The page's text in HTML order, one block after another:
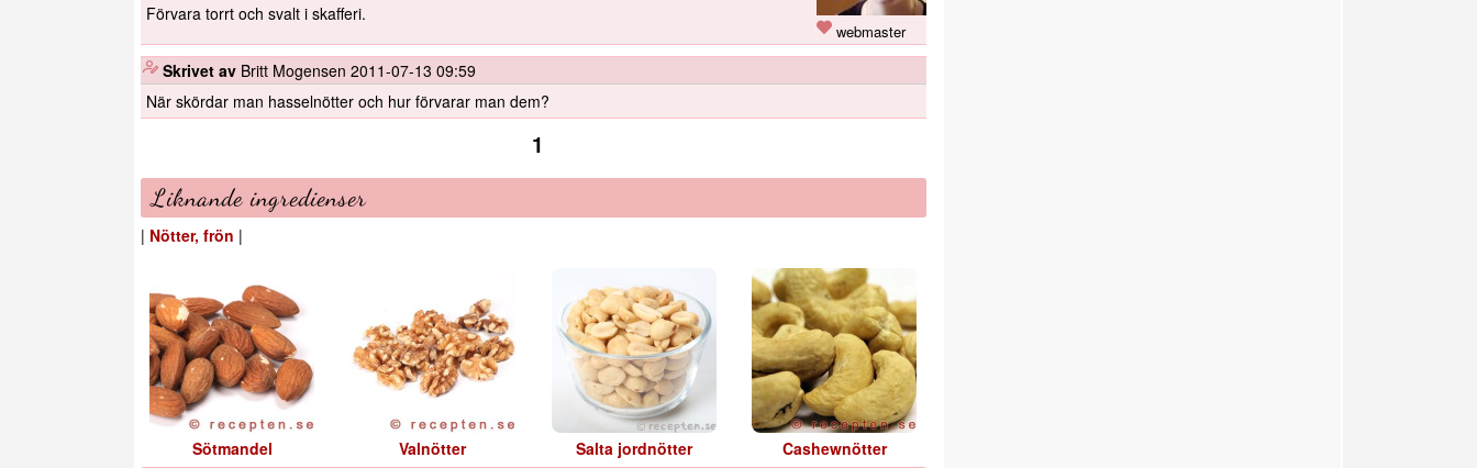
webmaster
Förvara torrt och svalt i skafferi.
Skrivet av Britt Mogensen 2011-07-13 09:59
När skördar man hasselnötter och hur förvarar man dem?
1
Liknande ingredienser
| Nötter, frön |
Sötmandel Valnötter Salta jordnötter Cashewnötter